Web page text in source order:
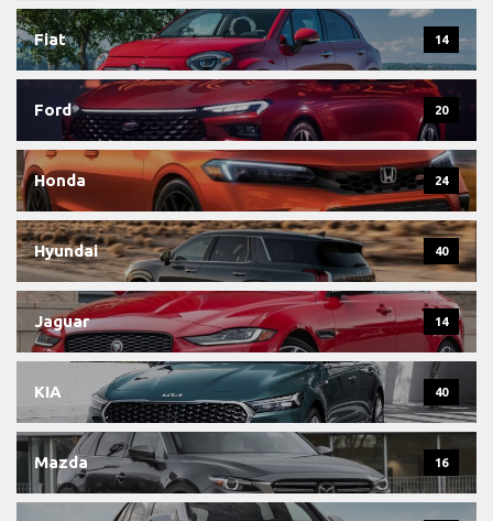
Fiat 14
Ford 20
Honda 24
Hyundai 40
Jaguar 14
KIA 40
Mazda 16